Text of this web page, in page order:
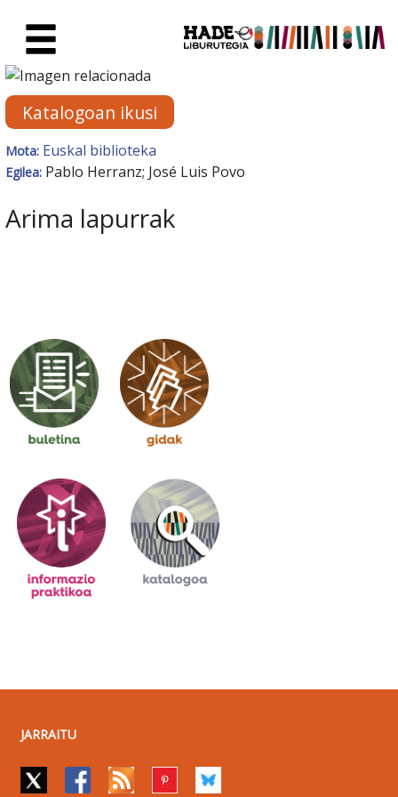
Eskuratu berriak Fitxa -
Katalogoan ikusi
Mota: Euskal biblioteka
Egilea: Pablo Herranz; José Luis Povo
Arima lapurrak
JARRAITU